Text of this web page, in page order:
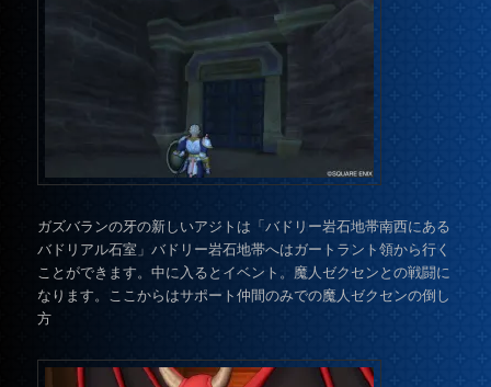
ガズバランの牙の新しいアジトは「バドリー岩石地帯南西にある
バドリアル石室」バドリー岩石地帯へはガートラント領から行く
ことができます。中に入るとイベント。魔人ゼクセンとの戦闘に
なります。ここからはサポート仲間のみでの魔人ゼクセンの倒し
方